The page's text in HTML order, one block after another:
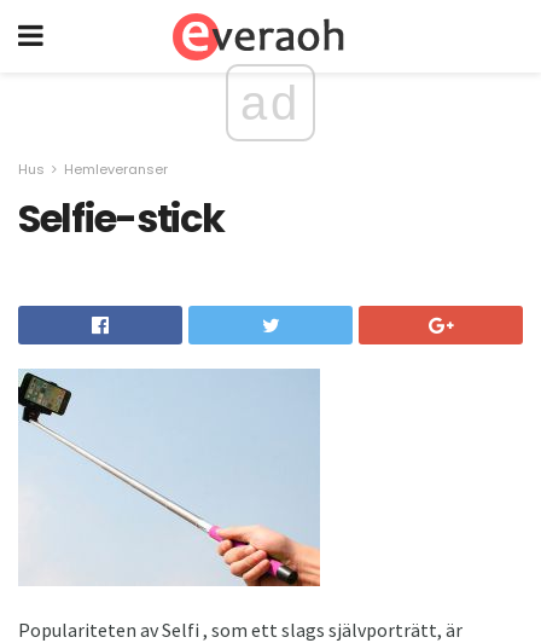
ad
Hus Hemleveranser
Selfie-stick
Populariteten av Selfi , som ett slags självporträtt, är